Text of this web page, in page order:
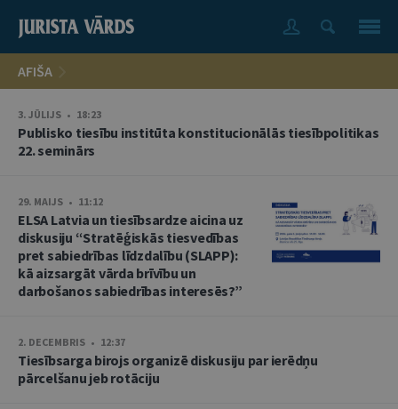
AFIŠA
3. JŪLIJS • 18:23
Publisko tiesību institūta konstitucionālās tiesībpolitikas
22. seminārs
29. MAIJS • 11:12
ELSA Latvia un tiesībsardze aicina uz
diskusiju “Stratēģiskās tiesvedības
pret sabiedrības līdzdalību (SLAPP):
kā aizsargāt vārda brīvību un
darbošanos sabiedrības interesēs?”
2. DECEMBRIS • 12:37
Tiesībsarga birojs organizē diskusiju par ierēdņu
pārcelšanu jeb rotāciju